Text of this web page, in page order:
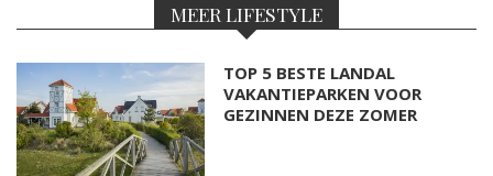
MEER LIFESTYLE
TOP 5 BESTE LANDAL
VAKANTIEPARKEN VOOR
GEZINNEN DEZE ZOMER